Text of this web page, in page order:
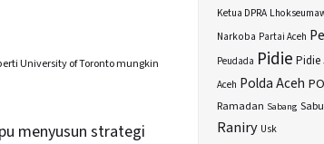
University of Toronto mungkin
menyusun strategi
Ketua DPRA
Narkoba Partai Aceh
Peudada Pidie Pidie
Aceh Polda Aceh
Ramadan Sabang Sabu
Raniry Usk